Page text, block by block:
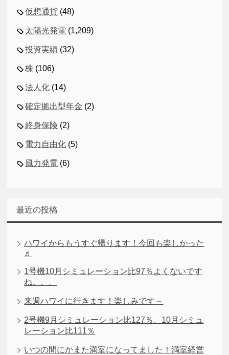
仮想通貨 (48)
太陽光発電 (1,209)
投資実績 (32)
株 (106)
法人化 (14)
確定拠出型年金 (2)
終身保険 (2)
電力自由化 (5)
風力発電 (6)
最近の投稿
ハワイからもうすぐ帰ります！今回も楽しかった
♬
1号機10月シミュレーション比97％よくないです
ね。。。
来週ハワイに行きます！楽しみです～
2号機9月シミュレーション比127％、10月シミュ
レーション比111％
いつの間にかまた満室になってました！満室経営